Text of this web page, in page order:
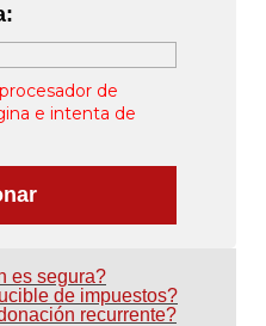
de
e intenta de
es segura?
de impuestos?
recurrente?